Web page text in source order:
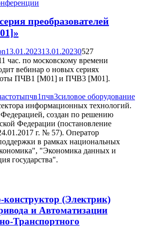
преобразователей
13.01.202313.01.20230527
час. по московскому времени
вебинар о новых сериях
ПЧВ1 [М01] и ПЧВ3 [М01].
пчв1пчв3силовое оборудование
(Электрик)
и Автоматизации
Транспортного